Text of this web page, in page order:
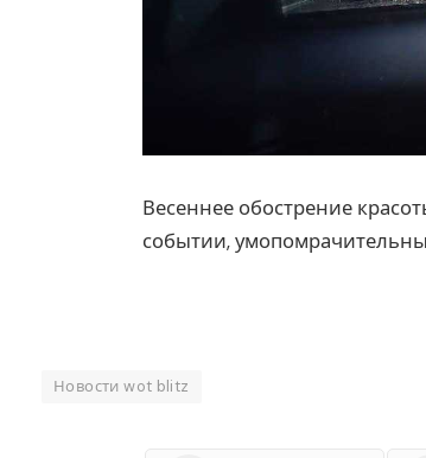
Весеннее обострение
событии,
Новости wot blitz